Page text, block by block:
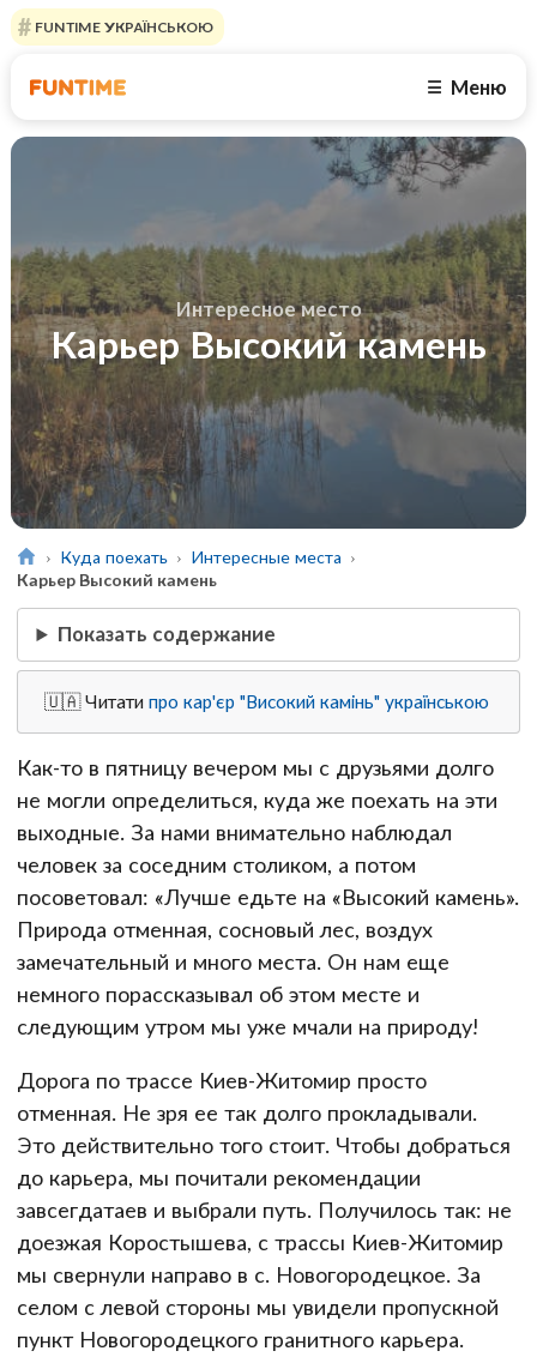
FUNTIME УКРАЇНСЬКОЮ
☰ Меню
Интересное место
Карьер Высокий камень
Куда поехать
Интересные места
Карьер Высокий камень
Показать содержание
🇺🇦 Читатипро кар'єр "Високий камінь" українською
Как-то в пятницу вечером мы с друзьями долго
не могли определиться, куда же поехать на эти
выходные. За нами внимательно наблюдал
человек за соседним столиком, а потом
посоветовал: «Лучше едьте на «Высокий камень».
Природа отменная, сосновый лес, воздух
замечательный и много места. Он нам еще
немного порассказывал об этом месте и
следующим утром мы уже мчали на природу!
Дорога по трассе Киев-Житомир просто
отменная. Не зря ее так долго прокладывали.
Это действительно того стоит. Чтобы добраться
до карьера, мы почитали рекомендации
завсегдатаев и выбрали путь. Получилось так: не
доезжая Коростышева, с трассы Киев-Житомир
мы свернули направо в с. Новогородецкое. За
селом с левой стороны мы увидели пропускной
пункт Новогородецкого гранитного карьера.